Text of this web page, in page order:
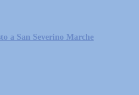
a San Severino Marche